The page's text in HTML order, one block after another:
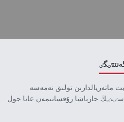
ماتەريالدارىن تولىق نەمەسە
جازباشا رۇقساتىمەن عانا جول